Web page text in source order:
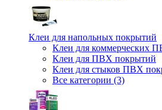
Клеи для напольных покрытий
Клеи для коммерческих
Клеи для ПВХ покрытий
Клеи для стыков ПВХ
Все категории (3)